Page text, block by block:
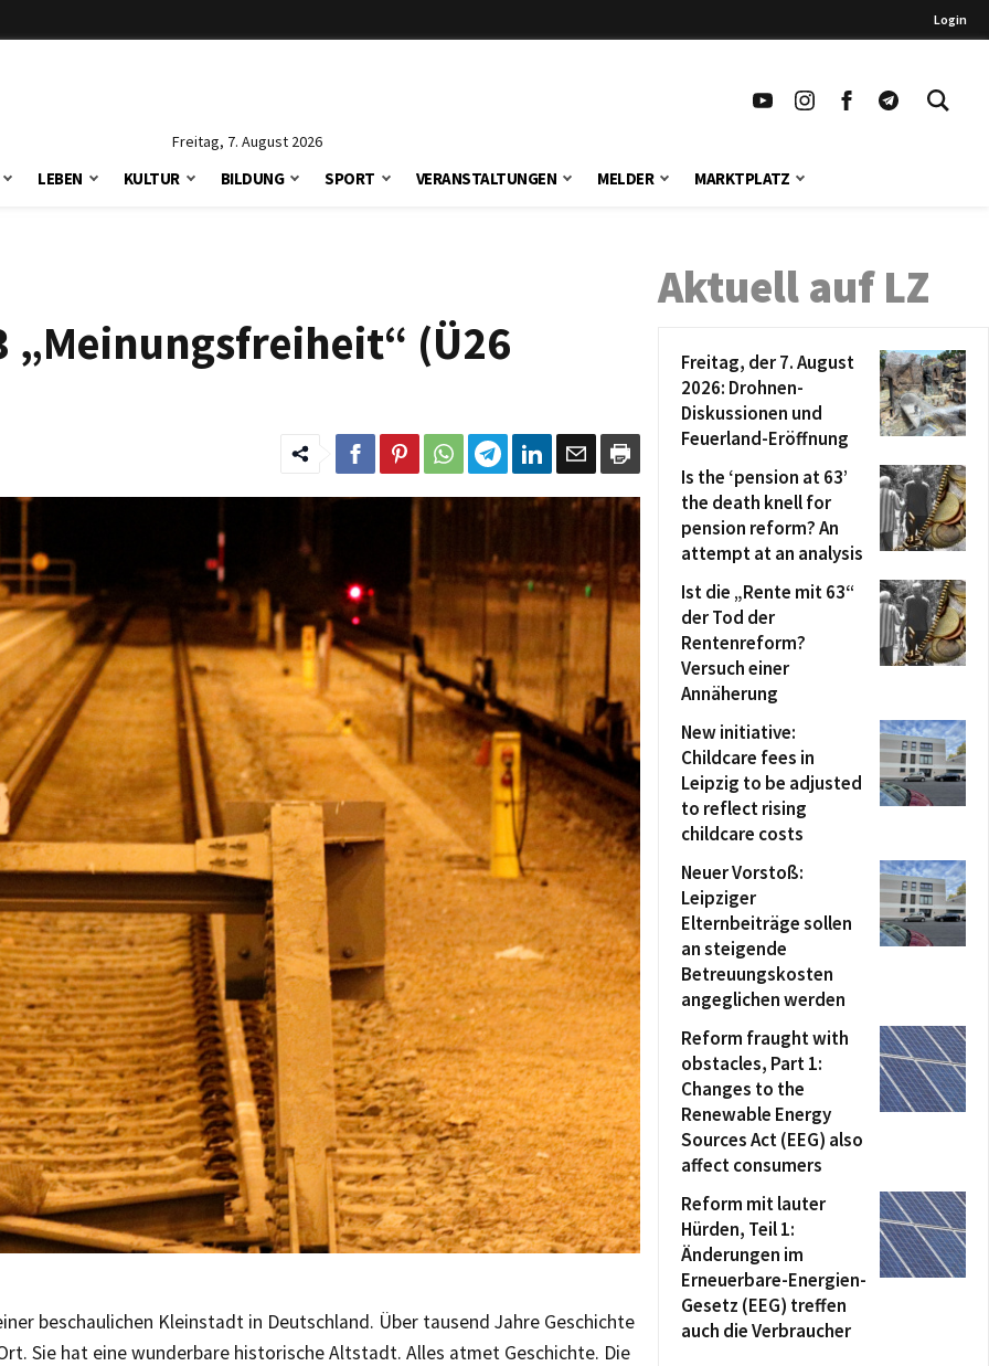
Login
Freitag, 7. August 2026
LEBEN KULTUR BILDUNG SPORT VERANSTALTUNGEN MELDER MARKTPLATZ
(Ü26
beschaulichen Kleinstadt in Deutschland. Über tausend Jahre Geschichte
Sie hat eine wunderbare historische Altstadt. Alles atmet Geschichte. Die
Aktuell auf LZ
Freitag, der 7. August
2026: Drohnen-
Diskussionen und
Feuerland-Eröffnung
Is the ‘pension at 63’
the death knell for
pension reform? An
attempt at an analysis
Ist die „Rente mit 63“
der Tod der
Rentenreform?
Versuch einer
Annäherung
New initiative:
Childcare fees in
Leipzig to be adjusted
to reflect rising
childcare costs
Neuer Vorstoß:
Leipziger
Elternbeiträge sollen
an steigende
Betreuungskosten
angeglichen werden
Reform fraught with
obstacles, Part 1:
Changes to the
Renewable Energy
Sources Act (EEG) also
affect consumers
Reform mit lauter
Hürden, Teil 1:
Änderungen im
Erneuerbare-Energien-
Gesetz (EEG) treffen
auch die Verbraucher